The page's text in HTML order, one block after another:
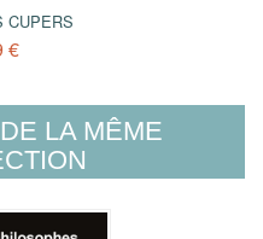
CUPERS
€
LA MÊME